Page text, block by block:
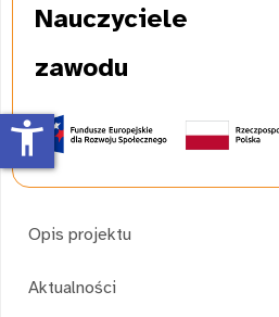
Nauczyciele
zawodu
Opis projektu
Aktualności
accessibility_new